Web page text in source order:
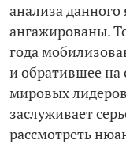
анализа
ангажированы.
года
и обратившее
мировых
заслуживает
рассмотреть